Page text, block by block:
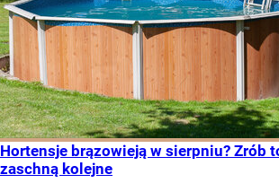
Hortensje brązowieją w sierpniu? Zrób
zaschną kolejne